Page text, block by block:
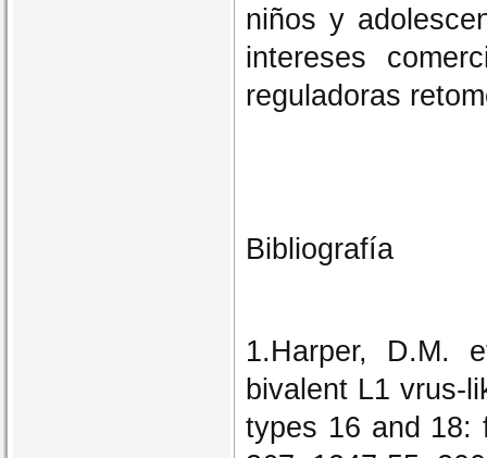
niños y
intereses
reguladoras
Bibliografía
1.Harper, D.M.
bivalent L1 vrus-
types 16 and 18: